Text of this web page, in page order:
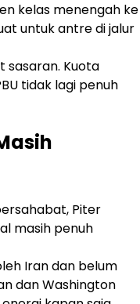
kelas menengah ke
untuk antre di jalur
sasaran. Kuota
tidak lagi penuh
Piter
masih penuh
Iran dan belum
dan Washington